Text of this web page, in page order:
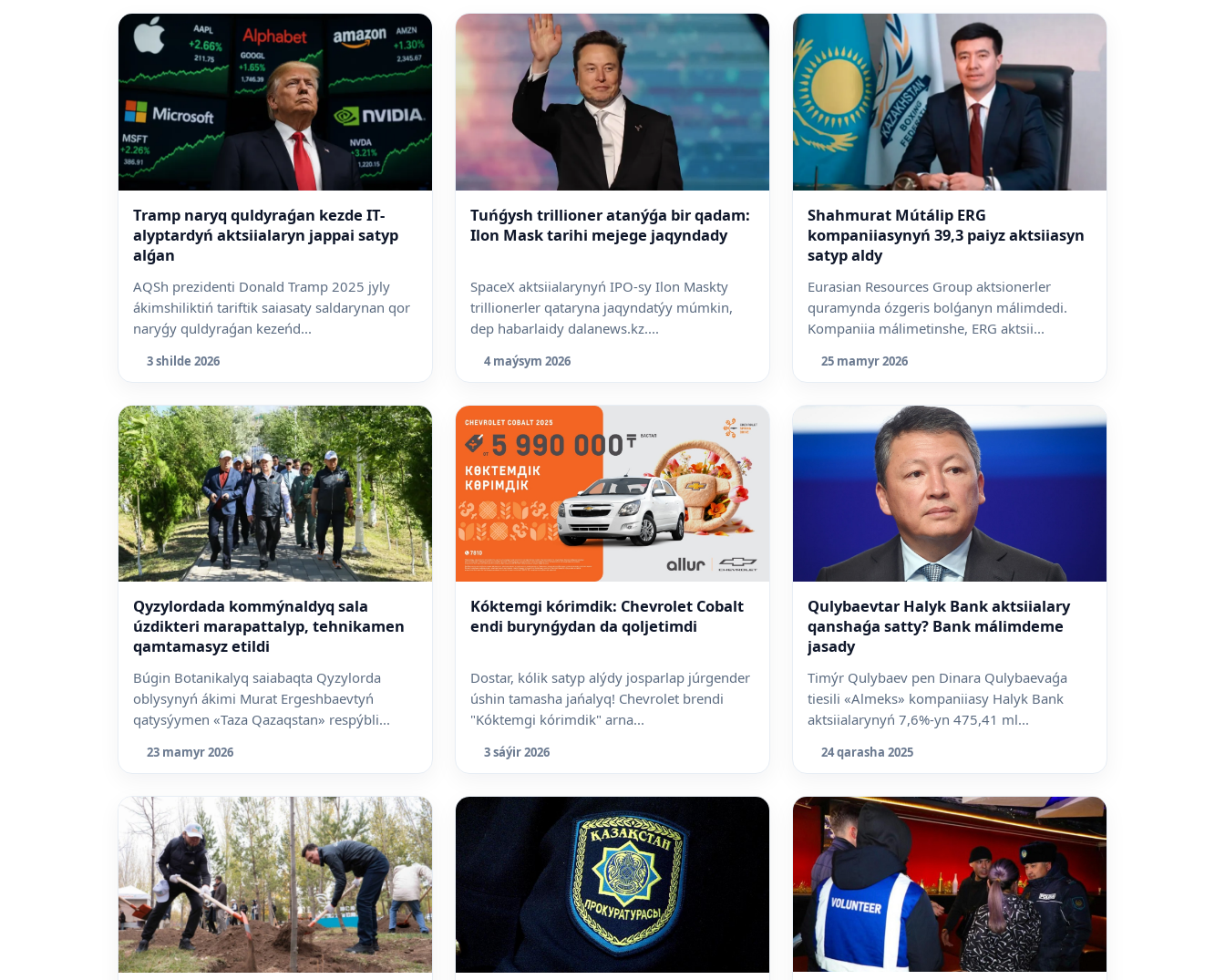
Tramp naryq quldyraǵan kezde IT-
alyptardyń aktsiialaryn jappai satyp
alǵan
AQSh prezidenti Donald Tramp 2025 jyly
ákimshiliktiń tariftik saiasaty saldarynan qor
naryǵy quldyraǵan kezeńd...
3 shilde 2026
Tuńǵysh trillioner atanýǵa bir qadam:
Ilon Mask tarihi mejege jaqyndady
SpaceX aktsiialarynyń IPO-sy Ilon Maskty
trillionerler qataryna jaqyndatýy múmkin,
dep habarlaidy dalanews.kz....
4 maýsym 2026
Shahmurat Mútálip ERG
kompaniiasynyń 39,3 paiyz aktsiiasyn
satyp aldy
Eurasian Resources Group aktsionerler
quramynda ózgeris bolǵanyn málimdedi.
Kompaniia málimetinshe, ERG aktsii...
25 mamyr 2026
Qyzylordada kommýnaldyq sala
úzdikteri marapattalyp, tehnikamen
qamtamasyz etildi
Búgin Botanikalyq saiabaqta Qyzylorda
oblysynyń ákimi Murat Ergeshbaevtyń
qatysýymen «Taza Qazaqstan» respýbli...
23 mamyr 2026
Kóktemgi kórimdik: Chevrolet Cobalt
endi burynǵydan da qoljetimdi
Dostar, kólik satyp alýdy josparlap júrgender
úshin tamasha jańalyq! Chevrolet brendi
"Kóktemgi kórimdik" arna...
3 sáýir 2026
Qulybaevtar Halyk Bank aktsiialary
qanshaǵa satty? Bank málimdeme
jasady
Timýr Qulybaev pen Dinara Qulybaevaǵa
tiesili «Almeks» kompaniiasy Halyk Bank
aktsiialarynyń 7,6%-yn 475,41 ml...
24 qarasha 2025